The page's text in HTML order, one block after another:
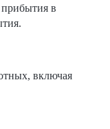
в
включая